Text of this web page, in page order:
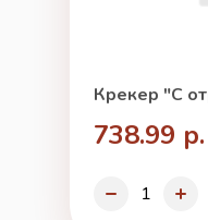
Крекер "С
738.99 р.